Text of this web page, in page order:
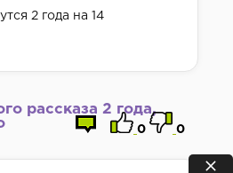
2 года на 14
рассказа 2 года,
0 0